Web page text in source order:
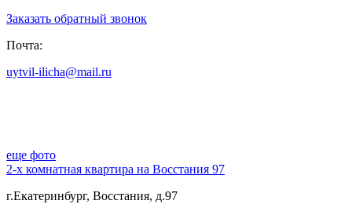
Заказать обратный звонок
Почта:
uytvil-ilicha@mail.ru
еще фото
2-х комнатная квартира на Восстания 97
г.Екатеринбург, Восстания, д.97